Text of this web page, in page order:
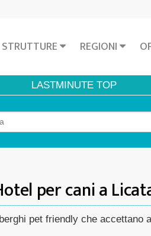
STRUTTURE REGIONI
LASTMINUTE TOP
per cani a
pet friendly che